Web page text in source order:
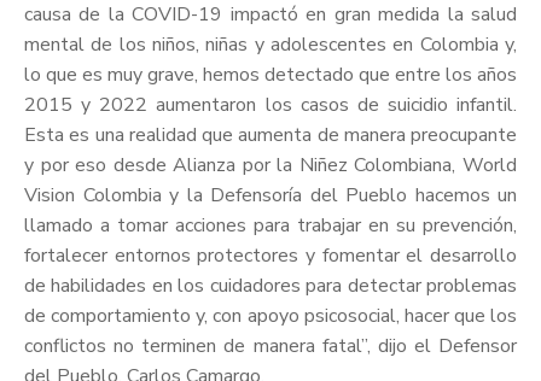
causa de la COVID-19 impactó en gran medida la salud
mental de los niños, niñas y adolescentes en Colombia y,
lo que es muy grave, hemos detectado que entre los años
2015 y 2022 aumentaron los casos de suicidio infantil.
Esta es una realidad que aumenta de manera preocupante
y por eso desde Alianza por la Niñez Colombiana, World
Vision Colombia y la Defensoría del Pueblo hacemos un
llamado a tomar acciones para trabajar en su prevención,
fortalecer entornos protectores y fomentar el desarrollo
de habilidades en los cuidadores para detectar problemas
de comportamiento y, con apoyo psicosocial, hacer que los
conflictos no terminen de manera fatal”, dijo el Defensor